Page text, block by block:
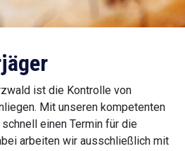
ist die Kontrolle von
Mit unseren kompetenten
einen Termin für die
arbeiten wir ausschließlich mit